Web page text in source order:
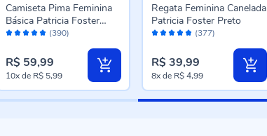
Avaliação: (390)
Camiseta Pima Feminina
Básica Patricia Foster
Branco
R$ 59,99
10xde R$ 5,99
Avaliação: (377)
Regata Feminina Canelada
Patricia Foster Preto
R$ 39,99
8xde R$ 4,99